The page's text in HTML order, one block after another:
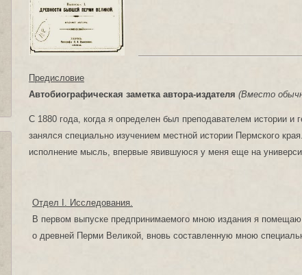
Предисловие
Автобиографическая заметка автора-издателя (Вместо
С 1880 года, когда я определен был преподавателем истории и
занялся специально изучением местной истории Пермского
исполнение мысль, впервые явившуюся у меня еще на
Отдел I. Исследования.
В первом выпуске предпринимаемого мною издания я
о древней Перми Великой, вновь составленную мною